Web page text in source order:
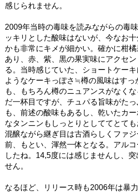
感じられません。
2009年当時の毒味を読みながらの毒
ッキリとした酸味はないが、今なお
かも非常にキメが細かい。確かに柑
あり、赤、紫、黒の果実味にアクセ
る。当時感じていた、ショートケー
ようなケーキっぽさ≒樽の風味はすっ
も、もちろん樽のニュアンスがなく
だ一杯目ですが、チュパる旨味がた
も、前述の酸味もあるし、乾いたカ
なタンニンもしっとりとしててとて
混醸ながら継ぎ目は古酒らしくファ
前、もとい、渾然一体となる。アル
したね。14,5度には感じませんし、
せん。
なるほど、リリース時も2006年は暴